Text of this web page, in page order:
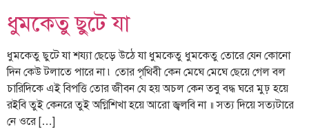
ধুমকেতু ছুটে যা
ধুমকেতু ছুটে যা শয্যা ছেড়ে উঠে যা ধুমকেতু ধুমকেতু তোরে যেন কোনো
দিন কেউ টলাতে পারে না ৷ তোর পৃথিবী কেন মেঘে মেঘে ছেয়ে গেল বল
চারিদিকে এই বিপত্তি তোর জীবন যে হয় অচল কেন তবু বদ্ধ ঘরে মুঢ় হয়ে
রইবি তুই কেনরে তুই অগ্নিশিখা হয়ে আরো জ্বলবি না ॥ সত্য দিয়ে সত্যটারে
নে ওরে […]